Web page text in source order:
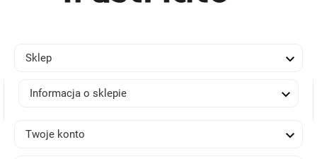
Sklep 
Informacja o sklepie 
Twoje konto 